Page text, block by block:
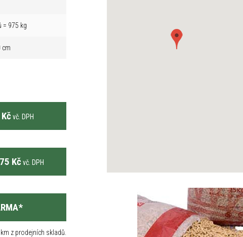
= 975 kg
cm
vč. DPH
Kč vč. DPH
*
z prodejních skladů.